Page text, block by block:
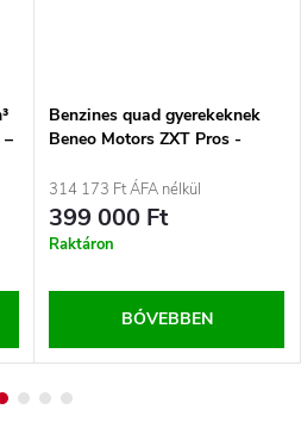
–
Benzines quad gyerekeknek
Beneo Motors ZXT Pros -
314 173 Ft ÁFA nélkül
399 000 Ft
Raktáron
BŐVEBBEN